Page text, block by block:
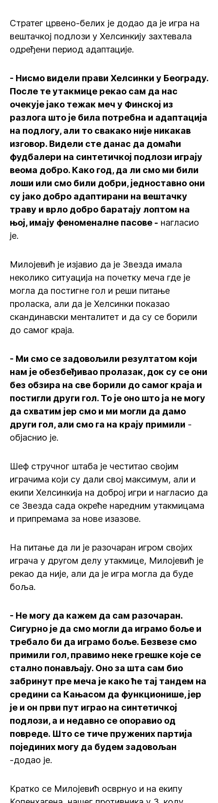
Стратег црвено-белих је додао да је игра на
вештачкој подлози у Хелсинкију захтевала
одређени период адаптације.
- Нисмо видели прави Хелсинки у Београду.
После те утакмице рекао сам да нас
очекује јако тежак меч у Финској из
разлога што је била потребна и адаптација
на подлогу, али то свакако није никакав
изговор. Видели сте данас да домаћи
фудбалери на синтетичкој подлози играју
веома добро. Како год, да ли смо ми били
лоши или смо били добри, једноставно они
су јако добро адаптирани на вештачку
траву и врло добро баратају лоптом на
њој, имају феноменалне пасове - нагласио
је.
Милојевић је изјавио да је Звезда имала
неколико ситуација на почетку меча где је
могла да постигне гол и реши питање
проласка, али да је Хелсинки показао
скандинавски менталитет и да су се борили
до самог краја.
- Ми смо се задовољили резултатом који
нам је обезбеђивао пролазак, док су се они
без обзира на све борили до самог краја и
постигли други гол. То је оно што ја не могу
да схватим јер смо и ми могли да дамо
други гол, али смо га на крају примили -
објаснио је.
Шеф стручног штаба је честитао својим
играчима који су дали свој максимум, али и
екипи Хелсинкија на доброј игри и нагласио да
се Звезда сада окреће наредним утакмицама
и припремама за нове изазове.
На питање да ли је разочаран игром својих
играча у другом делу утакмице, Милојевић је
рекао да није, али да је игра могла да буде
боља.
- Не могу да кажем да сам разочаран.
Сигурно је да смо могли да играмо боље и
требало би да играмо боље. Безвезе смо
примили гол, правимо неке грешке које се
стално понављају. Оно за шта сам био
забринут пре меча је како ће тај тандем на
средини са Кањасом да функционише, јер
је и он први пут играо на синтетичкој
подлози, а и недавно се опоравио од
повреде. Што се тиче пружених партија
појединих могу да будем задовољан
-додао је.
Кратко се Милојевић осврнуо и на екипу